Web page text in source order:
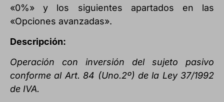
«0%» y los siguientes apartados en las
«Opciones avanzadas».
Descripción:
Operación con inversión del sujeto pasivo
conforme al Art. 84 (Uno.2º) de la Ley 37/1992
de IVA.